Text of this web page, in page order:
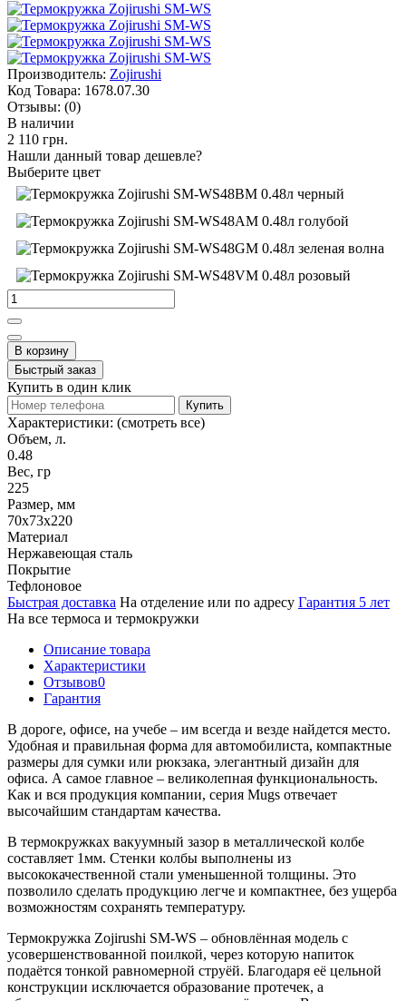
Производитель: Zojirushi
Код Товара: 1678.07.30
Отзывы: (0)
В наличии
2 110 грн.
Нашли данный товар дешевле?
Выберите цвет
В корзину
Быстрый заказ
Купить в один клик
Купить
Характеристики: (смотреть все)
Объем, л.
0.48
Вес, гр
225
Размер, мм
70х73х220
Материал
Нержавеющая сталь
Покрытие
Тефлоновое
Быстрая доставка На отделение или по адресу Гарантия 5 лет
На все термоса и термокружки
Описание товара
Характеристики
Отзывов0
Гарантия
В дороге, офисе, на учебе – им всегда и везде найдется место.
Удобная и правильная форма для автомобилиста, компактные
размеры для сумки или рюкзака, элегантный дизайн для
офиса. А самое главное – великолепная функциональность.
Как и вся продукция компании, серия Mugs отвечает
высочайшим стандартам качества.
В термокружках вакуумный зазор в металлической колбе
составляет 1мм. Стенки колбы выполнены из
высококачественной стали уменьшенной толщины. Это
позволило сделать продукцию легче и компактнее, без ущерба
возможностям сохранять температуру.
Термокружка Zojirushi SM-WS – обновлённая модель с
усовершенствованной поилкой, через которую напиток
подаётся тонкой равномерной струёй. Благодаря её цельной
конструкции исключается образование протечек, а